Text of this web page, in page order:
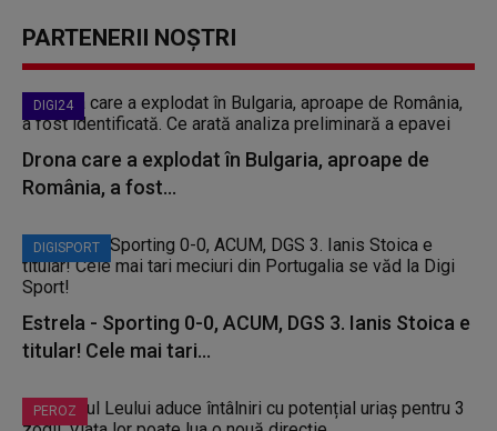
PARTENERII NOȘTRI
DIGI24
Drona care a explodat în Bulgaria, aproape de
România, a fost...
DIGISPORT
Estrela - Sporting 0-0, ACUM, DGS 3. Ianis Stoica e
titular! Cele mai tari...
PEROZ